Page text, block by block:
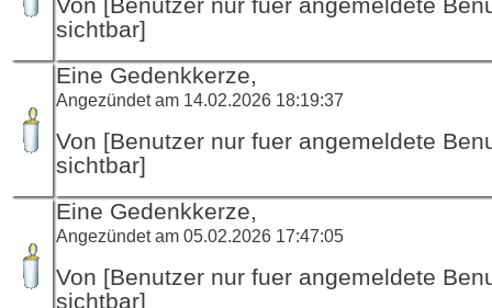
Von [Benutzer nur fuer angemeldete
sichtbar]
Eine Gedenkkerze,
Angezündet am 14.02.2026 18:19:37
Von [Benutzer nur fuer angemeldete
sichtbar]
Eine Gedenkkerze,
Angezündet am 05.02.2026 17:47:05
Von [Benutzer nur fuer angemeldete
sichtbar]